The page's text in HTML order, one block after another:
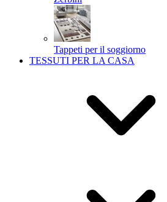
Tappeti per il soggiorno
TESSUTI PER LA CASA